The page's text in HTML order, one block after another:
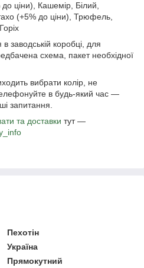
ціни), Кашемір, Білий,
(+5% до ціни), Трюфель,
заводській коробці, для
схема, пакет необхідної
вибрати колір, не
в будь-який час —
запитання.
та доставки тут —
Пехотін
Україна
Прямокутний